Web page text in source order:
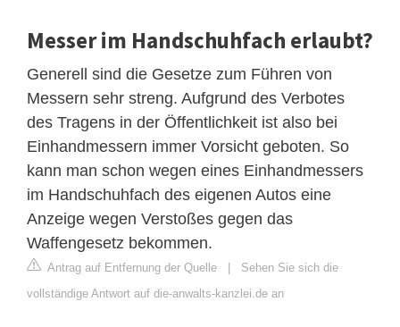
Messer im Handschuhfach erlaubt?
Generell sind die Gesetze zum Führen von
Messern sehr streng. Aufgrund des Verbotes
des Tragens in der Öffentlichkeit ist also bei
Einhandmessern immer Vorsicht geboten. So
kann man schon wegen eines Einhandmessers
im Handschuhfach des eigenen Autos eine
Anzeige wegen Verstoßes gegen das
Waffengesetz bekommen.
Antrag auf Entfernung der Quelle
Sehen Sie sich die
vollständige Antwort auf die-anwalts-kanzlei.de an